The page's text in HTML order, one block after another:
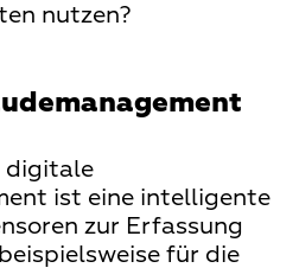
nutzen?
digitale
ist eine intelligente
zur Erfassung
für die